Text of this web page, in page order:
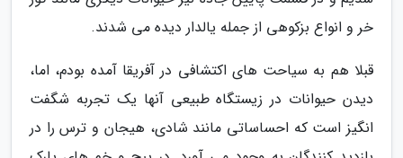
خر و انواع بزکوهی از جمله یالدار دیده می شدند.
قبلا هم به سیاحت های اکتشافی در آفریقا آمده بودم، اما،
دیدن حیوانات در زیستگاه طبیعی آنها یک تجربه شگفت
انگیز است که احساساتی مانند شادی، هیجان و ترس را در